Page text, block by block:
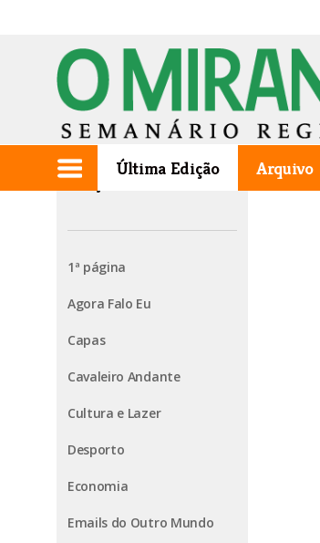
Última Edição Arquivo
Edição de 2024.12.26
1ª página
Agora Falo Eu
Capas
Cavaleiro Andante
Cultura e Lazer
Desporto
Economia
Emails do Outro Mundo